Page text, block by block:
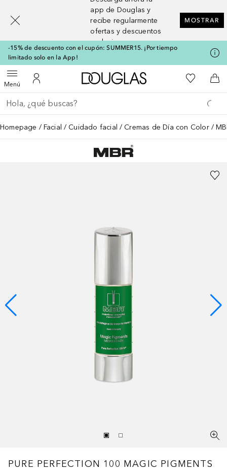
app de Douglas y
recibe regularmente
ofertas y descuentos
exclusivos
MOSTRAR
-15% de descuento con el cupón: SUMMER15. ¡Por tiempo
limitado solo en la App!
MenúAbrir menúMi cuenta
A Douglas HomeMi lista de
A
Regresar
Ejecutar búsqueda
Homepage Facial Cuidado facial Cremas de Día con Color
PURE PERFECTION 100 MAGIC PIGMENTS
[navigation.slideout.screenreader]